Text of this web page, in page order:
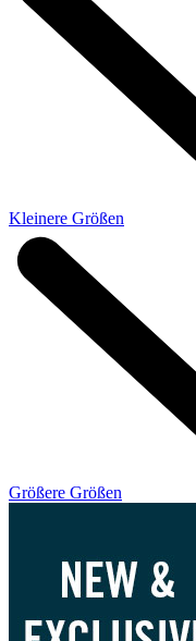
Kleinere Größen
Größere Größen